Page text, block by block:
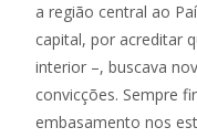
a região central ao
capital, por acreditar
interior –, buscava
convicções. Sempre
embasamento nos